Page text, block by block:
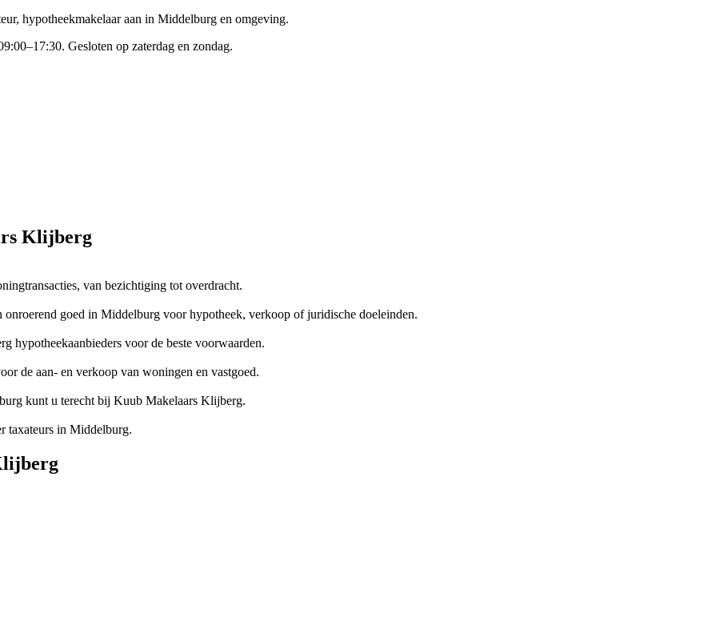
hypotheekmakelaar aan in Middelburg en omgeving.
Gesloten op zaterdag en zondag.
Klijberg
van bezichtiging tot overdracht.
goed in Middelburg voor hypotheek, verkoop of juridische doeleinden.
voor de beste voorwaarden.
de aan- en verkoop van woningen en vastgoed.
kunt u terecht bij Kuub Makelaars Klijberg.
taxateurs in Middelburg.